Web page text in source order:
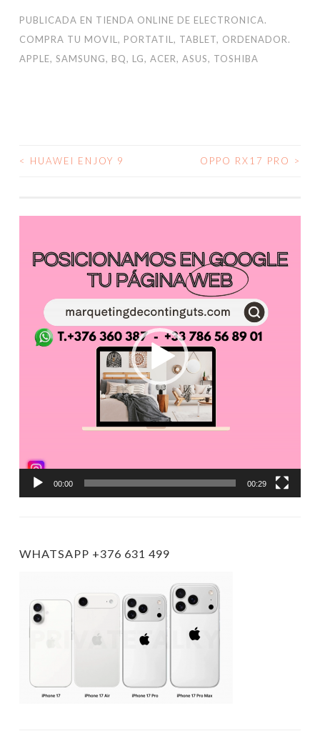
PUBLICADA EN TIENDA ONLINE DE ELECTRONICA.
COMPRA TU MOVIL, PORTATIL, TABLET, ORDENADOR.
APPLE, SAMSUNG, BQ, LG, ACER, ASUS, TOSHIBA
NAVEGACIÓN
< HUAWEI ENJOY 9 OPPO RX17 PRO >
vídeo
00:00 00:29
WHATSAPP +376 631 499